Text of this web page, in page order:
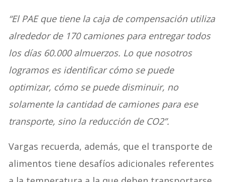
“El PAE que tiene la caja de compensación utiliza
alrededor de 170 camiones para entregar todos
los días 60.000 almuerzos. Lo que nosotros
logramos es identificar cómo se puede
optimizar, cómo se puede disminuir, no
solamente la cantidad de camiones para ese
transporte, sino la reducción de CO2”.
Vargas recuerda, además, que el transporte de
alimentos tiene desafíos adicionales referentes